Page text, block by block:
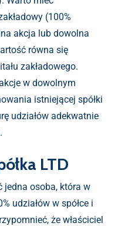
(100%
akcja lub dowolna
równa się
zakładowego.
w dowolnym
istniejącej spółki
udziałów adekwatnie
LTD
jedna osoba, która w
udziałów w spółce i
że właściciel